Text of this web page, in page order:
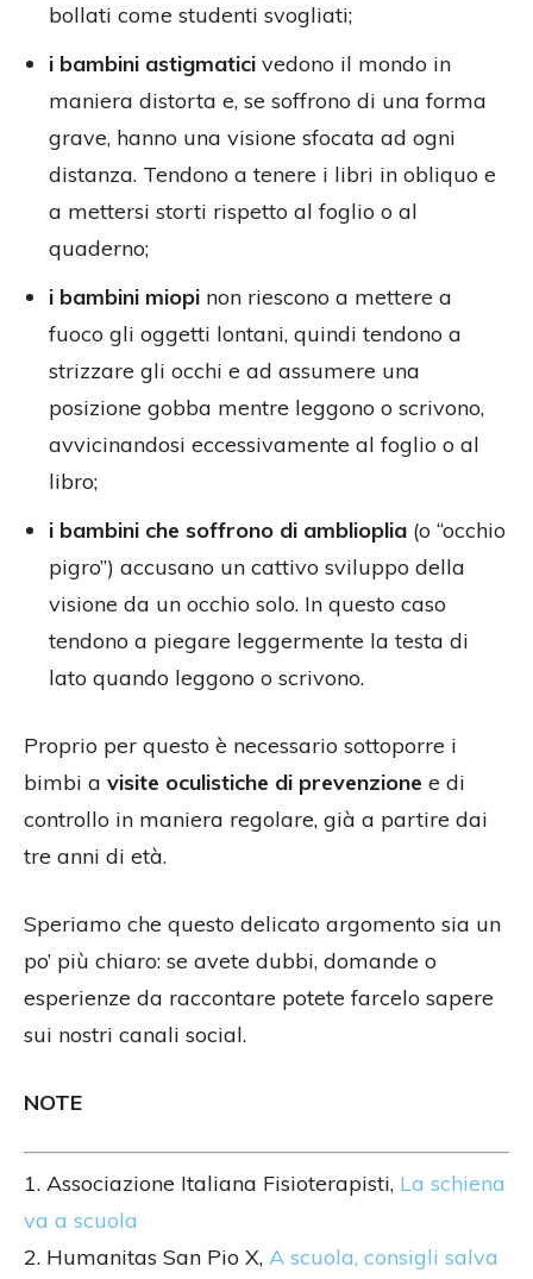
bollati come studenti svogliati;
i bambini astigmatici vedono il mondo in
maniera distorta e, se soffrono di una forma
grave, hanno una visione sfocata ad ogni
distanza. Tendono a tenere i libri in obliquo e
a mettersi storti rispetto al foglio o al
quaderno;
i bambini miopi non riescono a mettere a
fuoco gli oggetti lontani, quindi tendono a
strizzare gli occhi e ad assumere una
posizione gobba mentre leggono o scrivono,
avvicinandosi eccessivamente al foglio o al
libro;
i bambini che soffrono di amblioplia (o “occhio
pigro”) accusano un cattivo sviluppo della
visione da un occhio solo. In questo caso
tendono a piegare leggermente la testa di
lato quando leggono o scrivono.
Proprio per questo è necessario sottoporre i
bimbi a visite oculistiche di prevenzione e di
controllo in maniera regolare, già a partire dai
tre anni di età.
Speriamo che questo delicato argomento sia un
po’ più chiaro: se avete dubbi, domande o
esperienze da raccontare potete farcelo sapere
sui nostri canali social.
NOTE
1. Associazione Italiana Fisioterapisti, La schiena
va a scuola
2. Humanitas San Pio X, A scuola, consigli salva